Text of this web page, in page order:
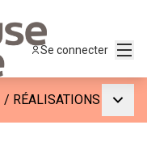
Se connecter
/ RÉALISATIONS